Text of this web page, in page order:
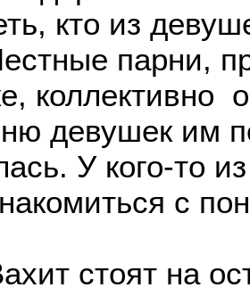
кто из
парни,
коллективно
девушек им
У кого-то
с
стоят на